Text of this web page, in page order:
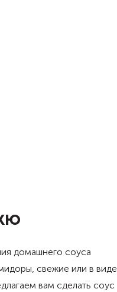
домашнего соуса
свежие или в виде
вам сделать соус